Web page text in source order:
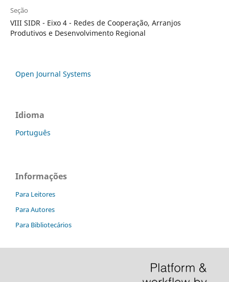
Seção
VIII SIDR - Eixo 4 - Redes de Cooperação, Arranjos
Produtivos e Desenvolvimento Regional
Open Journal Systems
Idioma
Português
Informações
Para Leitores
Para Autores
Para Bibliotecários